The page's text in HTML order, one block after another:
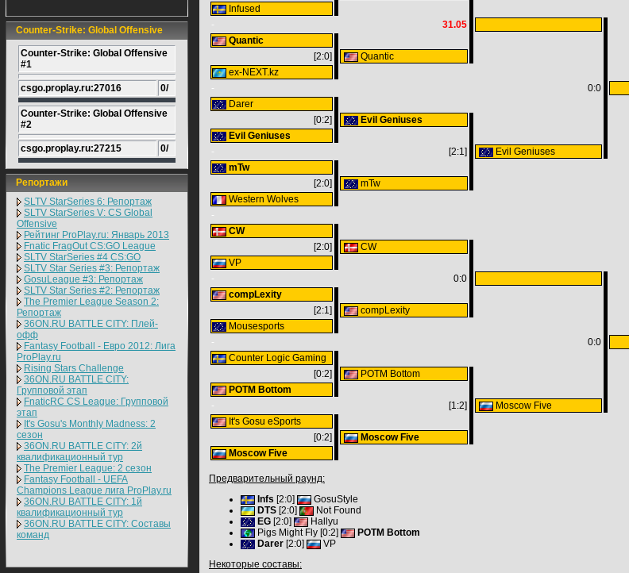
Counter-Strike: Global Offensive
Counter-Strike: Global Offensive
#1
csgo.proplay.ru:27016 0/
Counter-Strike: Global Offensive
#2
csgo.proplay.ru:27215 0/
Репортажи
SLTV StarSeries 6: Репортаж
SLTV StarSeries V: CS Global
Offensive
Рейтинг ProPlay.ru: Январь 2013
Fnatic FragOut CS:GO League
SLTV StarSeries #4 CS:GO
SLTV Star Series #3: Репортаж
GosuLeague #3: Репортаж
SLTV Star Series #2: Репортаж
The Premier League Season 2:
Репортаж
36ON.RU BATTLE CITY: Плей-
офф
Fantasy Football - Евро 2012: Лига
ProPlay.ru
Rising Stars Challenge
36ON.RU BATTLE CITY:
Групповой этап
FnaticRC CS League: Групповой
этап
It's Gosu's Monthly Madness: 2
сезон
36ON.RU BATTLE CITY: 2й
квалификационный тур
The Premier League: 2 cезон
Fantasy Football - UEFA
Champions League лига ProPlay.ru
36ON.RU BATTLE CITY: 1й
квалификационный тур
36ON.RU BATTLE CITY: Составы
команд
Infused
31.05
-
Quantic
0:0
[2:0]
Quantic
ex-NEXT.kz
-
Darer
[0:2]
Evil Geniuses
Evil Geniuses
[2:1]
-
Evil Geniuses
mTw
[2:0]
mTw
Western Wolves
-
СW
[2:0]
СW
VP
0:0
-
compLexity
0:0
[2:1]
compLexity
Mousesports
-
Counter Logic Gaming
[0:2]
POTM Bottom
POTM Bottom
[1:2]
-
Moscow Five
It's Gosu eSports
[0:2]
Moscow Five
Moscow Five
Предварительный раунд:
Infs [2:0]
GosuStyle
DTS [2:0]
Not Found
EG [2:0]
Hallyu
Pigs Might Fly [0:2]
POTM Bottom
Darer [2:0]
VP
Некоторые составы: